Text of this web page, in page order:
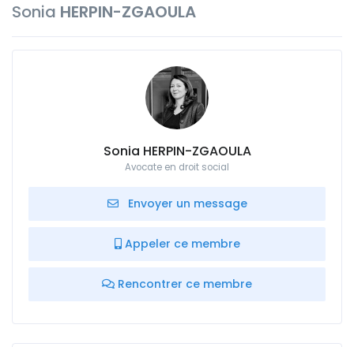
Sonia HERPIN-ZGAOULA
Sonia HERPIN-ZGAOULA
Avocate en droit social
Envoyer un message
Appeler ce membre
Rencontrer ce membre